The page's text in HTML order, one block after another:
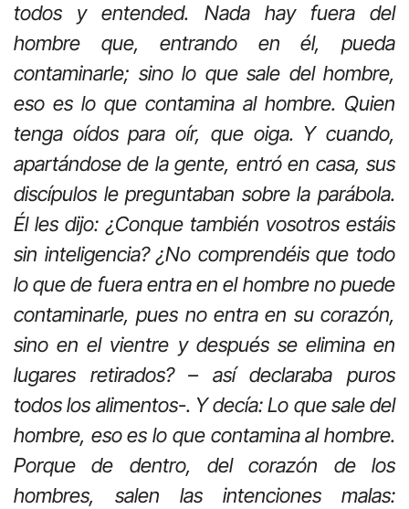
todos y entended. Nada hay fuera del
hombre que, entrando en él, pueda
contaminarle; sino lo que sale del hombre,
eso es lo que contamina al hombre. Quien
tenga oídos para oír, que oiga. Y cuando,
apartándose de la gente, entró en casa, sus
discípulos le preguntaban sobre la parábola.
Él les dijo: ¿Conque también vosotros estáis
sin inteligencia? ¿No comprendéis que todo
lo que de fuera entra en el hombre no puede
contaminarle, pues no entra en su corazón,
sino en el vientre y después se elimina en
lugares retirados? – así declaraba puros
todos los alimentos-. Y decía: Lo que sale del
hombre, eso es lo que contamina al hombre.
Porque de dentro, del corazón de los
hombres, salen las intenciones malas: